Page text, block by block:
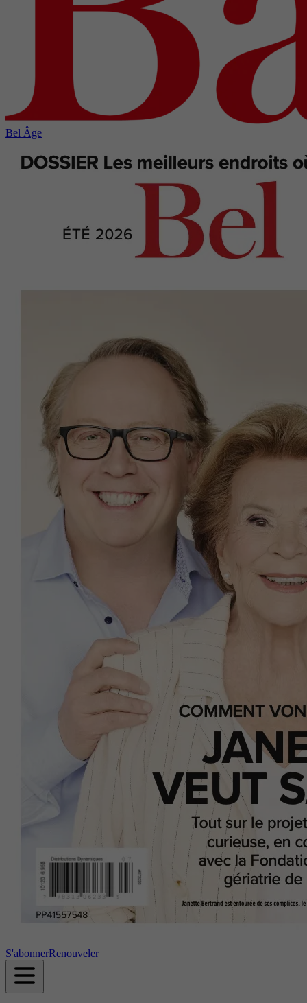
Bel Âge
S'abonnerRenouveler